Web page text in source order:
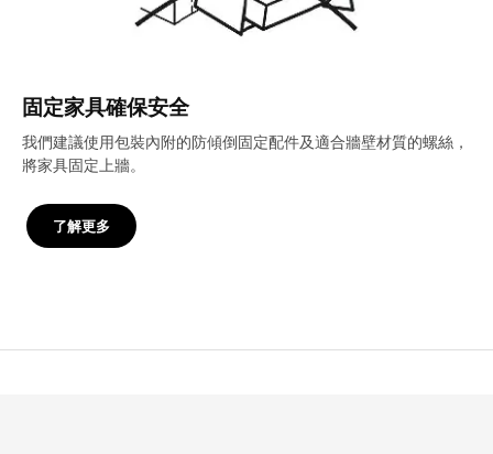
固定家具確保安全
我們建議使用包裝內附的防傾倒固定配件及適合牆壁材質的螺絲，
將家具固定上牆。
了解更多